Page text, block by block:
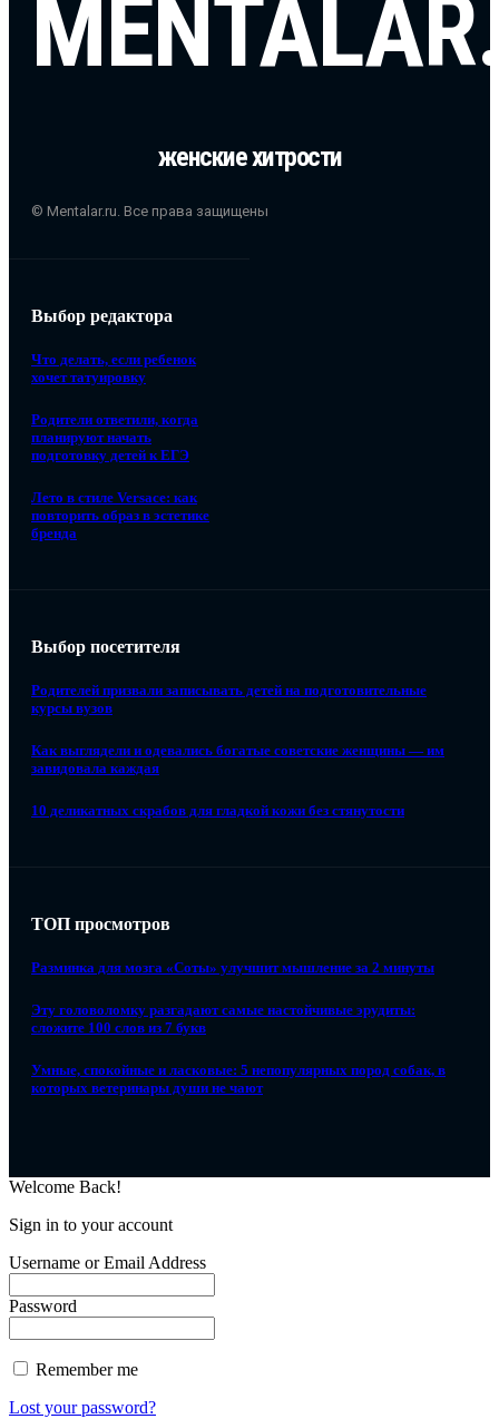
женские хитрости
© Mentalar.ru. Все права защищены
Выбор редактора
Что делать, если ребенок
хочет татуировку
Родители ответили, когда
планируют начать
подготовку детей к ЕГЭ
Лето в стиле Versace: как
повторить образ в эстетике
бренда
Выбор посетителя
Родителей призвали записывать детей на подготовительные
курсы вузов
Как выглядели и одевались богатые советские женщины — им
завидовала каждая
10 деликатных скрабов для гладкой кожи без стянутости
ТОП просмотров
Разминка для мозга «Соты» улучшит мышление за 2 минуты
Эту головоломку разгадают самые настойчивые эрудиты:
сложите 100 слов из 7 букв
Умные, спокойные и ласковые: 5 непопулярных пород собак, в
которых ветеринары души не чают
Welcome Back!
Sign in to your account
Username or Email Address
Password
Remember me
Lost your password?